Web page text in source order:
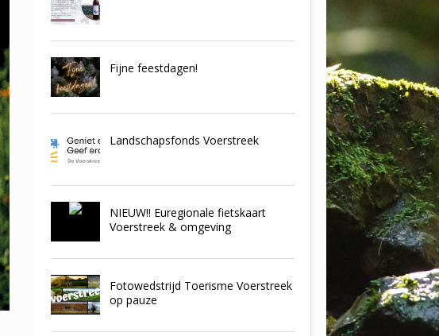
Fijne feestdagen!
Landschapsfonds Voerstreek
NIEUW!! Euregionale fietskaart
Voerstreek & omgeving
Fotowedstrijd Toerisme Voerstreek
op pauze